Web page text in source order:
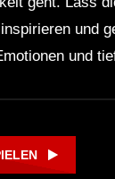
und
und